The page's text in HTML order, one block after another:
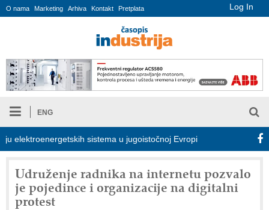
Log In
O nama Marketing Arhiva Kontakt Pretplata
ENG
sistema u jugoistočnoj Evropi
Udruženje radnika na internetu pozvalo
je pojedince i organizacije na digitalni
protest